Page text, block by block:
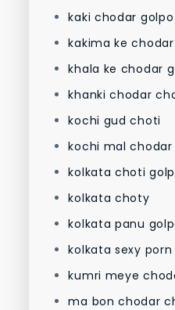
kaki chodar golpo
kakima ke
khala ke chodar
khanki chodar
kochi gud choti
kochi mal
kolkata choti
kolkata choty
kolkata panu
kolkata sexy
kumri meye
ma bon chodar